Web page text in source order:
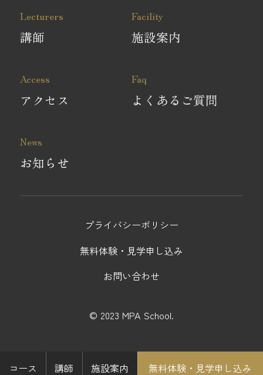
コース 講師 施設案内 無料体験・見学申し込み
Lecturers
講師
Facility
施設案内
Access
アクセス
Faq
よくあるご質問
News
お知らせ
プライバシーポリシー
無料体験・見学申し込み
お問い合わせ
© 2023 MPA School.